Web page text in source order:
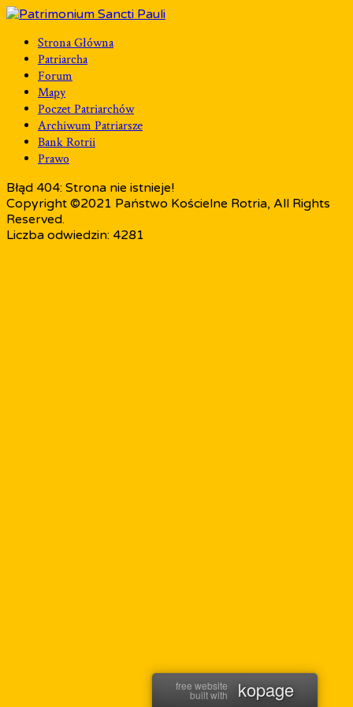
Strona Główna
Patriarcha
Forum
Mapy
Poczet Patriarchów
Archiwum Patriarsze
Bank Rotrii
Prawo
Błąd 404: Strona nie istnieje!
Copyright ©2021 Państwo Kościelne Rotria, All Rights
Reserved.
Liczba odwiedzin: 4281
free website
built with kopage